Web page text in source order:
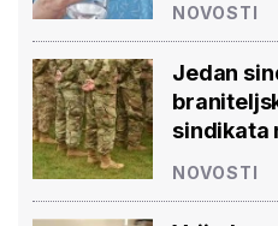
NOVOSTI
Jedan
sindikata
NOVOSTI